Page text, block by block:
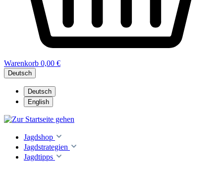
Warenkorb 0,00 €
Deutsch
Deutsch
English
Jagdshop
Jagdstrategien
Jagdtipps